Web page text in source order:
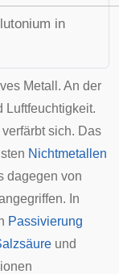
in
Metall. An der
Luftfeuchtigkeit.
sich. Das
Nichtmetallen
dagegen von
In
Passivierung
und